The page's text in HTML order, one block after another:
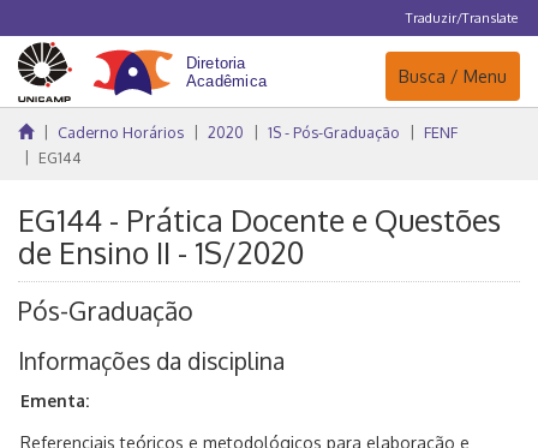
Traduzir/Translate
Navegação
Busca / Menu
Caderno Horários 2020 1S - Pós-Graduação
FENF
EG144
EG144 - Prática Docente e Questões
de Ensino II - 1S/2020
Pós-Graduação
Informações da disciplina
Ementa:
Referenciais teóricos e metodológicos para elaboração e